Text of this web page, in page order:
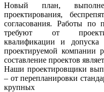
Новый план,
проектирования,
согласования. Работы по
требуют от
квалификации и
проектируемой компании
составление проектов
Наши проектировщики
– от перепланировки